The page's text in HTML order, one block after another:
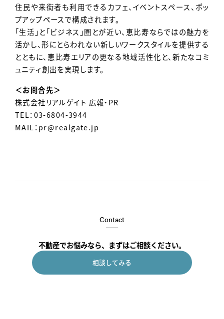
住民や来街者も利用できるカフェ、イベントスペース、ポッ
プアップペースで構成されます。
「生活」と「ビジネス」圏とが近い、恵比寿ならではの魅力を
活かし、形にとらわれない新しいワークスタイルを提供する
とともに、恵比寿エリアの更なる地域活性化と、新たなコミ
ュニティ創出を実現します。
＜お問合先＞
株式会社リアルゲイト 広報・PR
TEL：03-6804-3944
MAIL： pr@realgate.jp
Contact
不動産でお悩みなら、まずはご相談ください。
相談してみる